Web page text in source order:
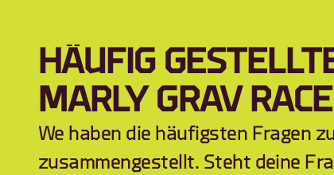
HÄUFIG
MARLY GRAV RACE
We haben die häufigsten Fragen
zusammengestellt. Steht deine